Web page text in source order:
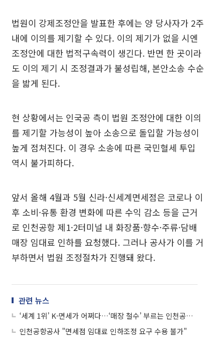
법원이 강제조정안을 발표한 후에는 양 당사자가 2주
내에 이의를 제기할 수 있다. 이의 제기가 없을 시엔
조정안에 대한 법적구속력이 생긴다. 반면 한 곳이라
도 이의 제기 시 조정결과가 불성립해, 본안소송 수순
을 밟게 된다.
현 상황에서는 인국공 측이 법원 조정안에 대한 이의
를 제기할 가능성이 높아 소송으로 돌입할 가능성이
높게 점쳐진다. 이 경우 소송에 따른 국민혈세 투입
역시 불가피하다.
앞서 올해 4월과 5월 신라·신세계면세점은 코로나 이
후 소비·유통 환경 변화에 따른 수익 감소 등을 근거
로 인천공항 제1·2터미널 내 화장품·향수·주류·담배
매장 임대료 인하를 요청했다. 그러나 공사가 이를 거
부하면서 법원 조정절차가 진행돼 왔다.
관련 뉴스
‘세계 1위’ K-면세가 어쩌다…‘매장 철수’ 부르는 인천공항 임대료 잔혹사
인천공항공사 "면세점 임대료 인하조정 요구 수용 불가"